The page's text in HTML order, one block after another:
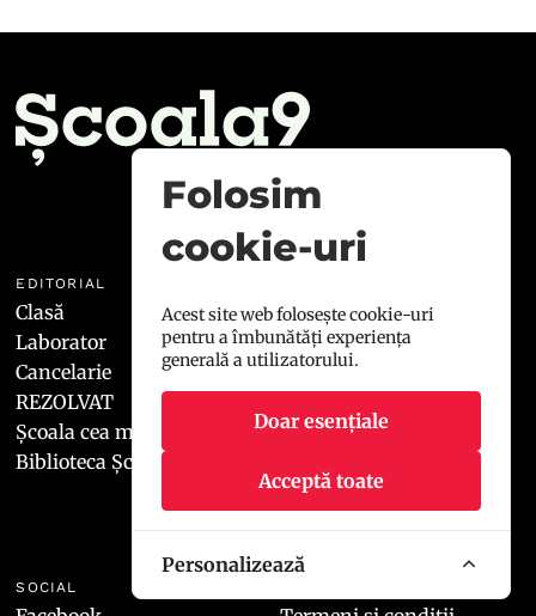
EDITORIAL
Clasă
Laborator
Cancelarie
REZOLVAT
Școala cea mai 9
Biblioteca Școala9
Manifest
Redacția
Contact
SOCIAL
Folosim
cookie-uri
Acest site web folosește cookie-uri
pentru a îmbunătăți experiența
generală a utilizatorului.
Doar esențiale
Acceptă toate
Personalizează